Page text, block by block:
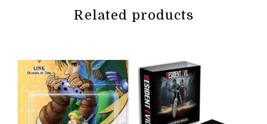
Related products